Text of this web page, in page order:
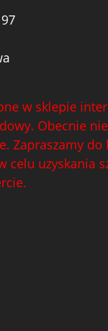
w sklepie
Obecnie
Zapraszamy do
celu uzyskania